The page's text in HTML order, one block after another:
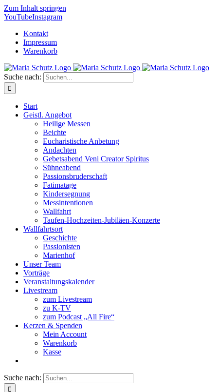
Zum Inhalt springen
YouTubeInstagram
Kontakt
Impressum
Warenkorb
Suche nach:
Start
Geistl. Angebot
Heilige Messen
Beichte
Eucharistische Anbetung
Andachten
Gebetsabend Veni Creator Spiritus
Sühneabend
Passionsbruderschaft
Fatimatage
Kindersegnung
Messintentionen
Wallfahrt
Taufen-Hochzeiten-Jubiläen-Konzerte
Wallfahrtsort
Geschichte
Passionisten
Marienhof
Unser Team
Vorträge
Veranstaltungskalender
Livestream
zum Livestream
zu K-TV
zum Podcast „All Fire“
Kerzen & Spenden
Mein Account
Warenkorb
Kasse
Suche nach: